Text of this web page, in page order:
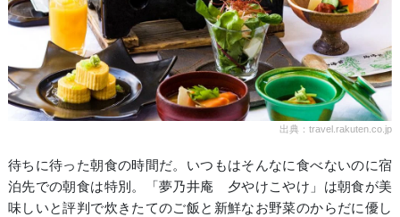
出典：travel.rakuten.co.jp
待ちに待った朝食の時間だ。いつもはそんなに食べないのに宿
泊先での朝食は特別。「夢乃井庵 夕やけこやけ」は朝食が美
味しいと評判で炊きたてのご飯と新鮮なお野菜のからだに優し